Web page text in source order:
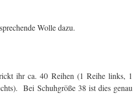
Wolle dazu.
ihr ca. 40 Reihen (1 Reihe links, 1
Bei Schuhgröße 38 ist dies genau